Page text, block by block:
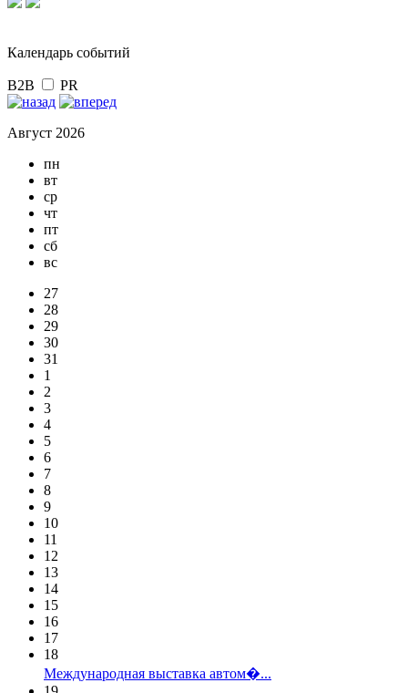
Календарь событий
B2B PR
Август 2026
пн
вт
ср
чт
пт
сб
вс
27
28
29
30
31
1
2
3
4
5
6
7
8
9
10
11
12
13
14
15
16
17
18
Международная выставка автом�...